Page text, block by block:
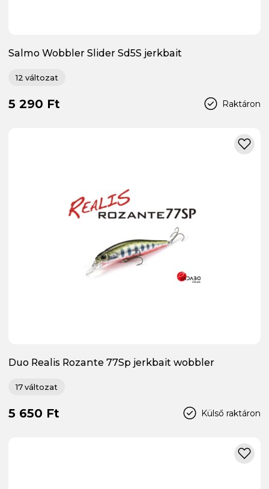
Salmo Wobbler Slider Sd5S jerkbait
12 változat
Raktáron
5 290 Ft
Duo Realis Rozante 77Sp jerkbait wobbler
17 változat
Külső raktáron
5 650 Ft